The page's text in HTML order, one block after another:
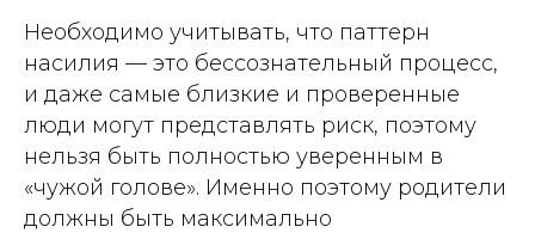
Необходимо учитывать, что паттерн
насилия — это бессознательный процесс,
и даже самые близкие и проверенные
люди могут представлять риск, поэтому
нельзя быть полностью уверенным в
«чужой голове». Именно поэтому родители
должны быть максимально